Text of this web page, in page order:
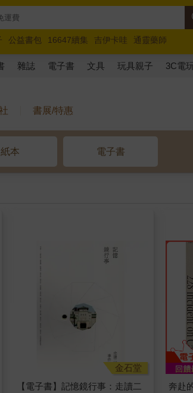
公益書包 16647續集 吉伊卡哇
通靈藥師
馬斯克 玩具總動員5 超慢跑
雜誌 電子書 文具 玩具親子 3C電
書展/特惠
紙本 電子書
金石堂
【電子書】記憶鏡行事：走讀二
奔赴